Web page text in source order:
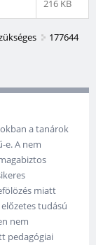
216 KB
177644
a tanárok
e. A nem
miatt
tudású
nem
pedagógiai